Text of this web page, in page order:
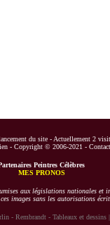
du site - Actuellement 2
- Copyright © 2006-2021 - Contact
Peintres Célèbres
MES PRONOS
aux législations nationales
images sans les autorisations
- Rembrandt - Tableaux et dessins |